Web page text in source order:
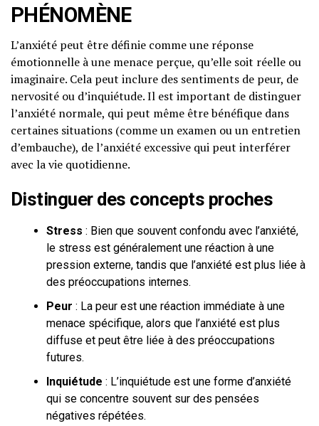
PHÉNOMÈNE
L’anxiété peut être définie comme une réponse
émotionnelle à une menace perçue, qu’elle soit réelle ou
imaginaire. Cela peut inclure des sentiments de peur, de
nervosité ou d’inquiétude. Il est important de distinguer
l’anxiété normale, qui peut même être bénéfique dans
certaines situations (comme un examen ou un entretien
d’embauche), de l’anxiété excessive qui peut interférer
avec la vie quotidienne.
Distinguer des concepts proches
Stress : Bien que souvent confondu avec l’anxiété,
le stress est généralement une réaction à une
pression externe, tandis que l’anxiété est plus liée à
des préoccupations internes.
Peur : La peur est une réaction immédiate à une
menace spécifique, alors que l’anxiété est plus
diffuse et peut être liée à des préoccupations
futures.
Inquiétude : L’inquiétude est une forme d’anxiété
qui se concentre souvent sur des pensées
négatives répétées.